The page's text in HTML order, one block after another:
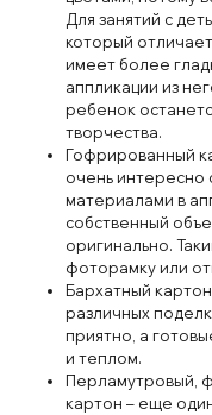
Для занятий с
который
имеет более
аппликации из
ребенок
творчества.
Гофрированный
очень интересно
материалами в
собственный
оригинально.
фоторамку или
Бархатный
различных
приятно, а
и теплом.
Перламутровый,
картон – еще